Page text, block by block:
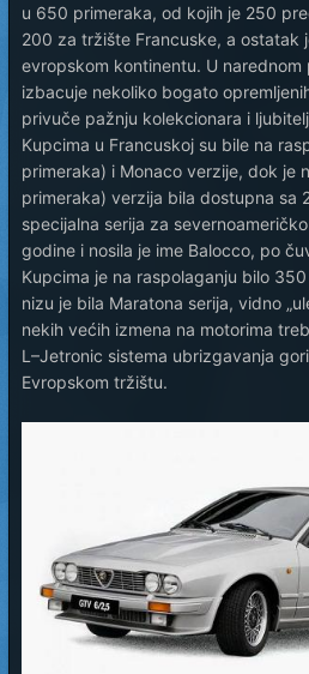
u 650 primeraka, od kojih je 250
200 za tržište Francuske, a ostatak
evropskom kontinentu. U narednom
izbacuje nekoliko bogato
privuče pažnju kolekcionara i
Kupcima u Francuskoj su bile na
primeraka) i Monaco verzije, dok je
primeraka) verzija bila dostupna sa
specijalna serija za
godine i nosila je ime Balocco, po
Kupcima je na raspolaganju bilo
nizu je bila Maratona serija, vidno
nekih većih izmena na motorima
L–Jetronic sistema ubrizgavanja
Evropskom tržištu.